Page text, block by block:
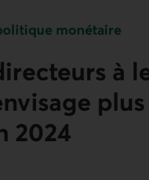
monétaire
à
2024